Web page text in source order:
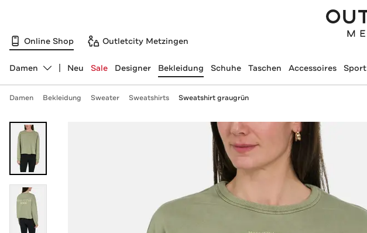
Online Shop Outletcity Metzingen
Abteilung ändern, ausgewählt:
Damen Neu Sale Designer Bekleidung Schuhe Taschen Accessoires Sport
Damen Bekleidung Sweater Sweatshirts Sweatshirt graugrün